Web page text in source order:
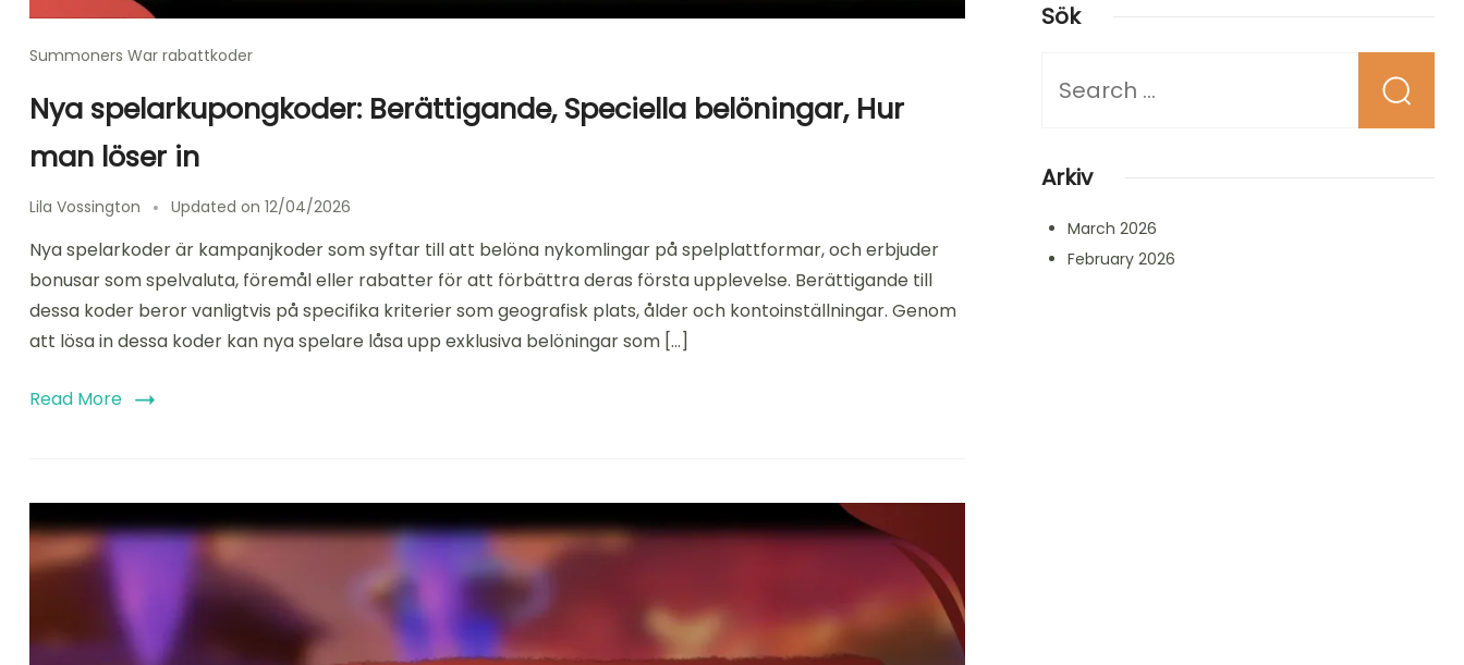
Summoners War rabattkoder
Nya spelarkupongkoder: Berättigande, Speciella belöningar, Hur
man löser in
Lila Vossington Updated on 12/04/2026
Nya spelarkoder är kampanjkoder som syftar till att belöna nykomlingar på spelplattformar, och erbjuder
bonusar som spelvaluta, föremål eller rabatter för att förbättra deras första upplevelse. Berättigande till
dessa koder beror vanligtvis på specifika kriterier som geografisk plats, ålder och kontoinställningar. Genom
att lösa in dessa koder kan nya spelare låsa upp exklusiva belöningar som […]
Read More
Sök
for
Arkiv
March 2026
February 2026